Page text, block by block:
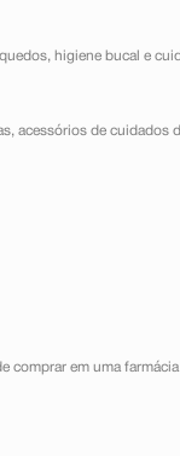
higiene bucal e
de cuidados
em uma